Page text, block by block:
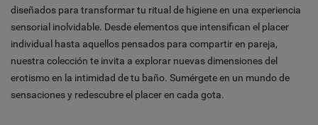
diseñados para transformar tu ritual de higiene en una experiencia
sensorial inolvidable. Desde elementos que intensifican el placer
individual hasta aquellos pensados para compartir en pareja,
nuestra colección te invita a explorar nuevas dimensiones del
erotismo en la intimidad de tu baño. Sumérgete en un mundo de
sensaciones y redescubre el placer en cada gota.